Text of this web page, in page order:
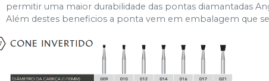
permitir uma maior durabilidade das pontas diamantadas
Além destes beneficios a ponta vem em embalagem que